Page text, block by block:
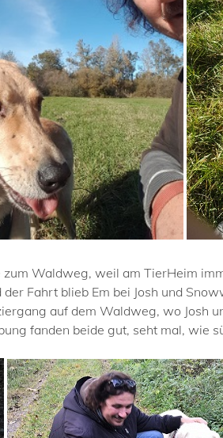
Waldweg, weil am TierHeim
Fahrt blieb Em bei Josh und
auf dem Waldweg, wo Josh
fanden beide gut, seht mal, wie